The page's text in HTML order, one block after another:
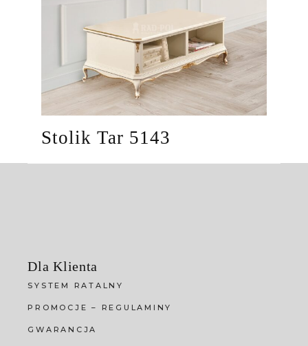
Stolik Tar 5143
Dla Klienta
SYSTEM RATALNY
PROMOCJE – REGULAMINY
GWARANCJA